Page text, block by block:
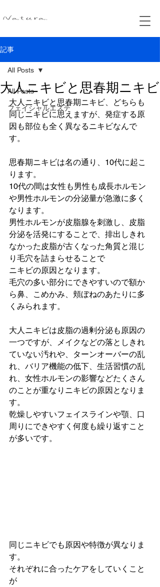
記事
All Posts
フェイシャルエステ
All Posts
大人ニキビと思春期ニキビ
大人ニキビと思春期ニキビ、どちらも
同じニキビに思えますが、発症する原
因も部位も全く異なるニキビなんで
す。
思春期ニキビは名の通り、10代に起こ
ります。
10代の間は女性も男性も成長ホルモン
や男性ホルモンの分泌量が急激に多く
なります。
男性ホルモンが皮脂腺を刺激し、皮脂
分泌を活発にすることで、排出しきれ
なかった皮脂が古くなった角質と混じ
り毛穴を詰まらせることで
ニキビの原因となります。
毛穴の多い部分にできやすいので額か
ら鼻、こめかみ、頬ぼねのあたりに多
くみられます。
大人ニキビは皮脂の過剰分泌も原因の
一つですが、メイクなどの落としきれ
ていない汚れや、ターンオーバーの乱
れ、バリア機能の低下、生活習慣の乱
れ、女性ホルモンの影響などたくさん
のことが重なりニキビの原因となりま
す。
乾燥しやすいフェイスラインや顎、口
周りにできやすく何度も繰り返すこと
が多いです。
同じニキビでも原因や特徴が異なりま
す。
それぞれに合ったケアをしていくこと
が